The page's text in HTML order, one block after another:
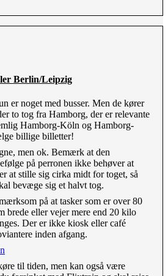
Berlin/Leipzig
er noget med busser. Men de kører
to tog fra Hamborg, der er relevante
Hamborg-Köln og Hamborg-
billige billetter!
men ok. Bemærk at den
på perronen ikke behøver at
at stille sig cirka midt for toget, så
bevæge sig et halvt tog.
på at tasker som er over 80
brede eller vejer mere end 20 kilo
Der er ikke kiosk eller café
inden afgang.
til tiden, men kan også være